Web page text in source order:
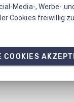
Media-, Werbe-
Cookies freiwillig
COOKIES